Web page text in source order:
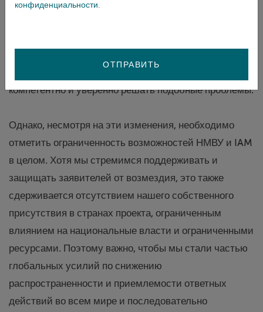
компетентно и уверенно решать подобные проблемы.
Однако, несмотря на эти изменения, необходимо
отметить ограниченность возможностей НМВУ и IAM
в целом. Хотя мы стремимся поддерживать и
защищать заявителей от возмездия, это также
сдерживается отсутствием нашего собственного
присутствия в странах проекта, ограниченным
влиянием на национальные власти и ограниченными
ресурсами. Поэтому важно, чтобы мы стали частью
глобальных усилий по снижению
распространенности и приемлемости ответных
действий во всем мире и последовательно
конфиденциальности.
ОТПРАВИТЬ